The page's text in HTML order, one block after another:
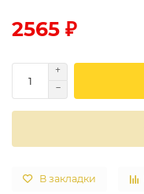
2565 ₽
В закладки